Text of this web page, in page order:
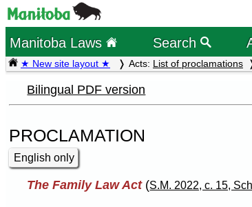
Manitoba Laws Search
★ New site layout ★ Acts: List of proclamations
Bilingual PDF version
PROCLAMATION
English only
The Family Law Act(S.M. 2022, c. 15,